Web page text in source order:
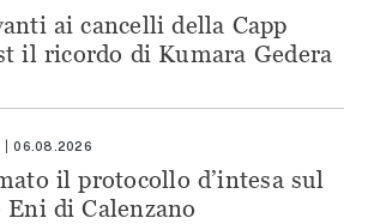
ai cancelli della Capp
il ricordo di Kumara Gedera
06.08.2026
il protocollo d’intesa sul
Eni di Calenzano